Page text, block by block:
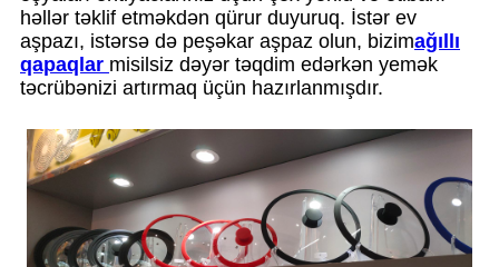
həllər təklif etməkdən qürur duyuruq. İstər ev
aşpazı, istərsə də peşəkar aşpaz olun, bizimağıllı
qapaqlar misilsiz dəyər təqdim edərkən yemək
təcrübənizi artırmaq üçün hazırlanmışdır.